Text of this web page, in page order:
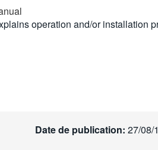
operation and/or installation
Date de publication: 27/08/